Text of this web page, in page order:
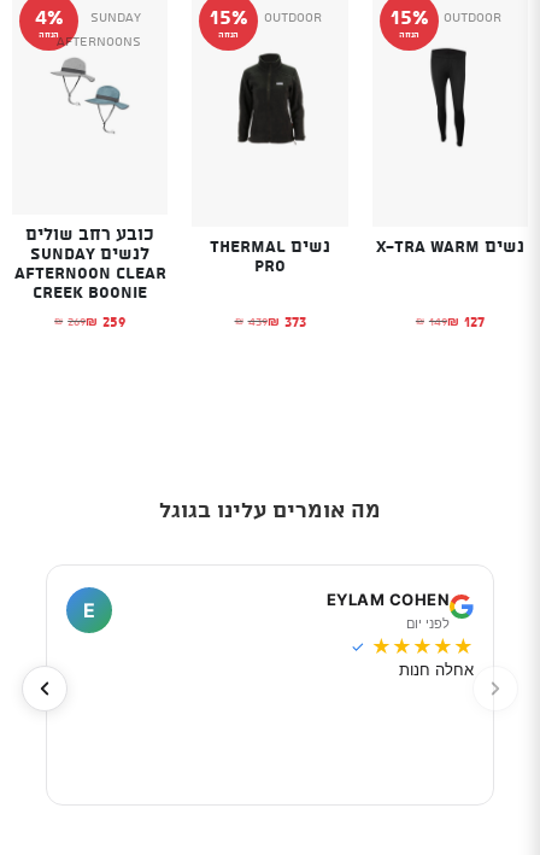
15%
הנחה
Outdoor
נשים X-TRA WARM
₪ 149
המחיר המקורי היה: ₪149.₪ 127 המחיר הנוכחי הוא: ₪127.
15%
הנחה
Outdoor
נשים THERMAL
PRO
₪ 439
המחיר המקורי היה: ₪439.₪ 373 המחיר הנוכחי הוא: ₪373.
4%
הנחה
SUNDAY
AFTERNOONS
כובע רחב שולים
לנשים SUNDAY
AFTERNOON CLEAR
CREEK BOONIE
₪ 269
המחיר המקורי₪ 259 המחיר הנוכחי
מה אומרים עלינו בגוגל
EYLAM COHEN
לפני יום
E
★
★
★
★
★
✓
אחלה חנות